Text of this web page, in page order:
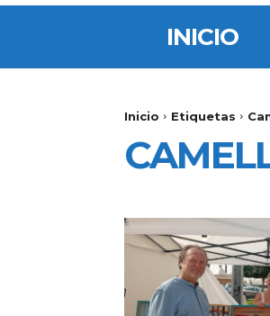
INICIO
Inicio Etiquetas